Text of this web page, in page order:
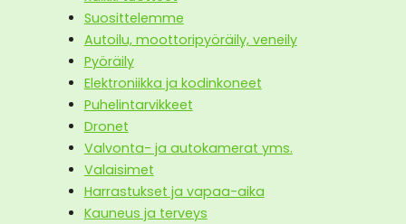
Suosittelemme
Autoilu, moottoripyöräily, veneily
Pyöräily
Elektroniikka ja kodinkoneet
Puhelintarvikkeet
Dronet
Valvonta- ja autokamerat yms.
Valaisimet
Harrastukset ja vapaa-aika
Kauneus ja terveys